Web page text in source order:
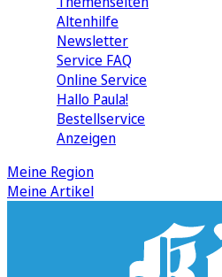
Altenhilfe
Newsletter
Service FAQ
Online Service
Hallo Paula!
Bestellservice
Anzeigen
Meine Region
Meine Artikel